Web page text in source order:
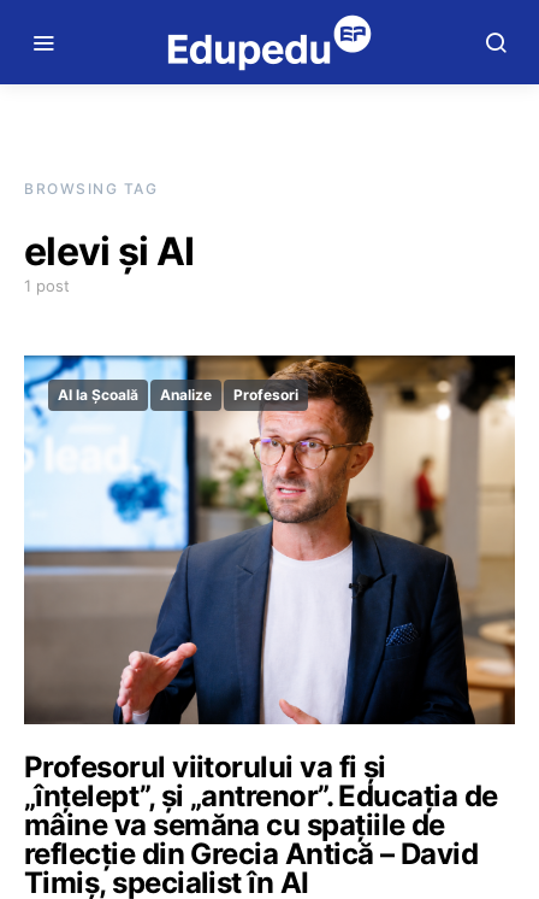
BROWSING TAG
elevi și AI
1 post
AI la Școală Analize Profesori
Profesorul viitorului va fi și
„înțelept”, și „antrenor”. Educația de
mâine va semăna cu spațiile de
reflecție din Grecia Antică – David
Timiș, specialist în AI